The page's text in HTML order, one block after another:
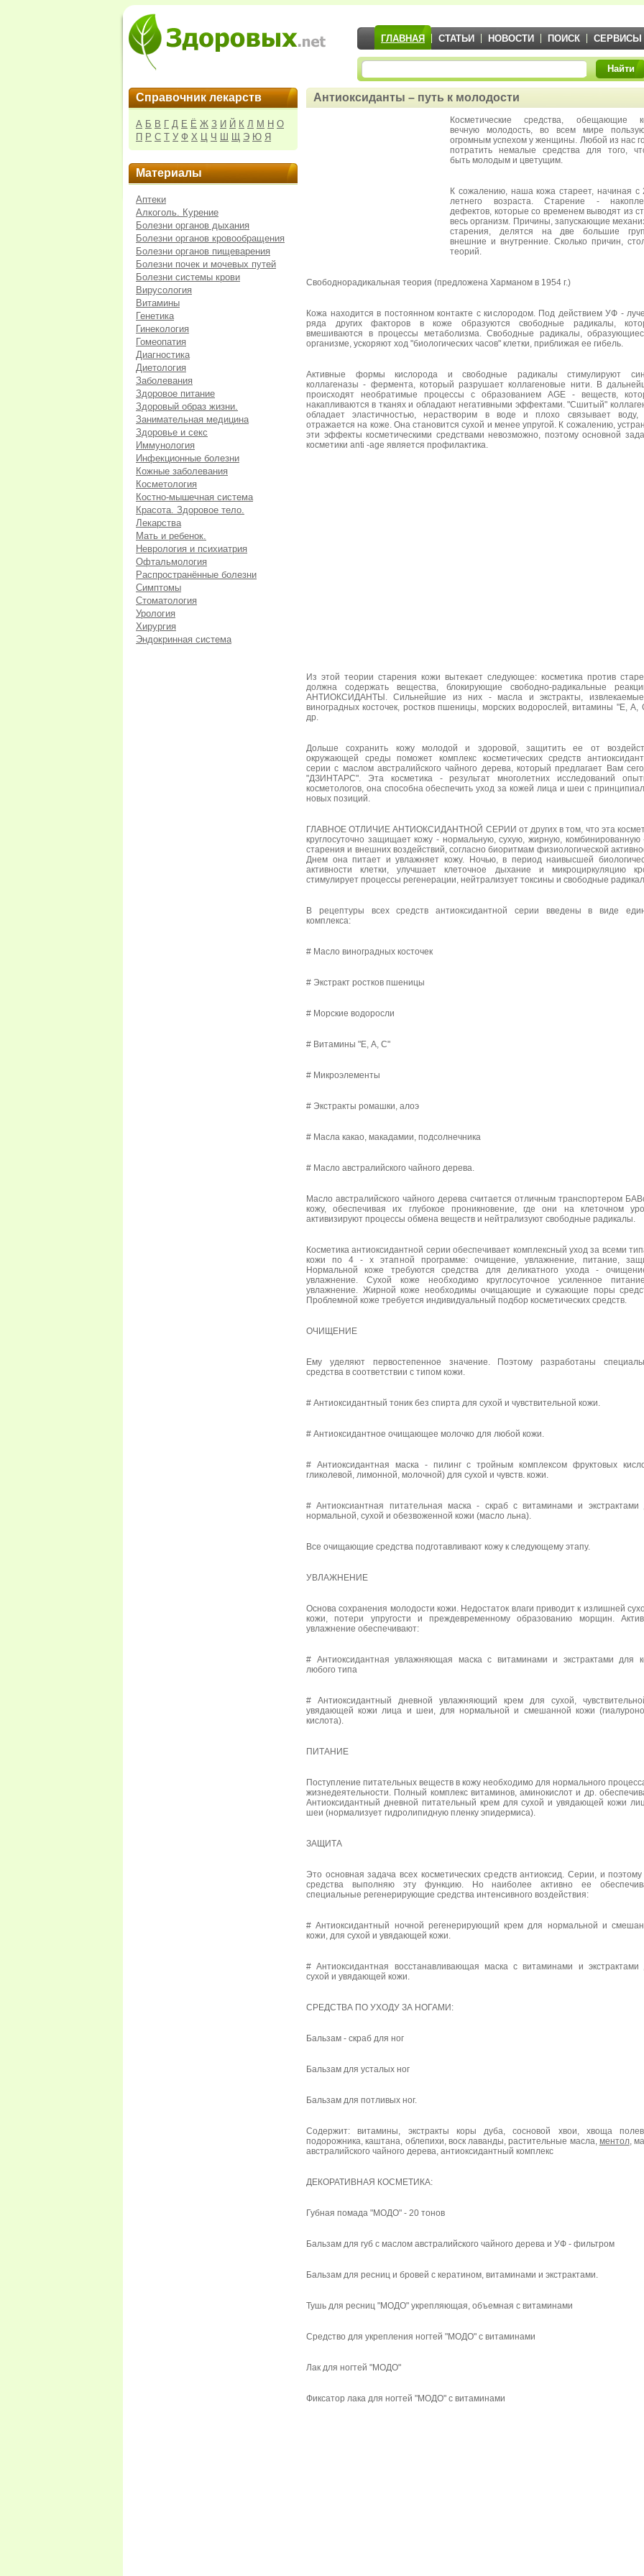
ГЛАВНАЯ СТАТЬИ НОВОСТИ ПОИСК СЕРВИСЫ
Найти
Справочник лекарств
А Б В Г Д Е Ё Ж З И Й К Л М Н О
П Р С Т У Ф Х Ц Ч Ш Щ Э Ю Я
Материалы
Аптеки
Алкоголь. Курение
Болезни органов дыхания
Болезни органов кровообращения
Болезни органов пищеварения
Болезни почек и мочевых путей
Болезни системы крови
Вирусология
Витамины
Генетика
Гинекология
Гомеопатия
Диагностика
Диетология
Заболевания
Здоровое питание
Здоровый образ жизни.
Занимательная медицина
Здоровье и секс
Иммунология
Инфекционные болезни
Кожные заболевания
Косметология
Костно-мышечная система
Красота. Здоровое тело.
Лекарства
Мать и ребенок.
Неврология и психиатрия
Офтальмология
Распространённые болезни
Симптомы
Стоматология
Урология
Хирургия
Эндокринная система
Антиоксиданты – путь к молодости
Косметические средства, обещающие
вечную молодость, во всем мире
огромным успехом у женщины. Любой из нас
потратить немалые средства для того,
быть молодым и цветущим.
К сожалению, наша кожа стареет, начиная с
летнего возраста. Старение -
дефектов, которые со временем выводят из
весь организм. Причины, запускающие
старения, делятся на две большие
внешние и внутренние. Сколько причин,
теорий.
Свободнорадикальная теория (предложена Харманом в 1954 г.)
Кожа находится в постоянном контакте с кислородом. Под действием УФ -
ряда других факторов в коже образуются свободные радикалы,
вмешиваются в процессы метаболизма. Свободные радикалы,
организме, ускоряют ход "биологических часов" клетки, приближая ее гибель.
Активные формы кислорода и свободные радикалы стимулируют
коллагеназы - фермента, который разрушает коллагеновые нити. В
происходят необратимые процессы с образованием AGE - веществ,
накапливаются в тканях и обладают негативными эффектами. "Сшитый"
обладает эластичностью, нерастворим в воде и плохо связывает воду,
отражается на коже. Она становится сухой и менее упругой. К сожалению,
эти эффекты косметическими средствами невозможно, поэтому основной
косметики anti -age является профилактика.
Из этой теории старения кожи вытекает следующее: косметика против
должна содержать вещества, блокирующие свободно-радикальные
АНТИОКСИДАНТЫ. Сильнейшие из них - масла и экстракты,
виноградных косточек, ростков пшеницы, морских водорослей, витамины "Е, А,
др.
Дольше сохранить кожу молодой и здоровой, защитить ее от
окружающей среды поможет комплекс косметических средств
серии с маслом австралийского чайного дерева, который предлагает Вам
"ДЗИНТАРС". Эта косметика - результат многолетних исследований
косметологов, она способна обеспечить уход за кожей лица и шеи с
новых позиций.
ГЛАВНОЕ ОТЛИЧИЕ АНТИОКСИДАНТНОЙ СЕРИИ от других в том, что эта
круглосуточно защищает кожу - нормальную, сухую, жирную, комбинированную
старения и внешних воздействий, согласно биоритмам физиологической
Днем она питает и увлажняет кожу. Ночью, в период наивысшей
активности клетки, улучшает клеточное дыхание и микроциркуляцию
стимулирует процессы регенерации, нейтрализует токсины и свободные
В рецептуры всех средств антиоксидантной серии введены в виде
комплекса:
# Масло виноградных косточек
# Экстракт ростков пшеницы
# Морские водоросли
# Витамины "Е, А, С"
# Микроэлементы
# Экстракты ромашки, алоэ
# Масла какао, макадамии, подсолнечника
# Масло австралийского чайного дерева.
Масло австралийского чайного дерева считается отличным транспортером
кожу, обеспечивая их глубокое проникновение, где они на клеточном
активизируют процессы обмена веществ и нейтрализуют свободные радикалы.
Косметика антиоксидантной серии обеспечивает комплексный уход за всеми
кожи по 4 - х этапной программе: очищение, увлажнение, питание,
Нормальной коже требуются средства для деликатного ухода -
увлажнение. Сухой коже необходимо круглосуточное усиленное
увлажнение. Жирной коже необходимы очищающие и сужающие поры
Проблемной коже требуется индивидуальный подбор косметических средств.
ОЧИЩЕНИЕ
Ему уделяют первостепенное значение. Поэтому разработаны
средства в соответствии с типом кожи.
# Антиоксидантный тоник без спирта для сухой и чувствительной кожи.
# Антиоксидантное очищающее молочко для любой кожи.
# Антиоксидантная маска - пилинг с тройным комплексом фруктовых
гликолевой, лимонной, молочной) для сухой и чувств. кожи.
# Антиоксиантная питательная маска - скраб с витаминами и экстрактами
нормальной, сухой и обезвоженной кожи (масло льна).
Все очищающие средства подготавливают кожу к следующему этапу.
УВЛАЖНЕНИЕ
Основа сохранения молодости кожи. Недостаток влаги приводит к излишней
кожи, потери упругости и преждевременному образованию морщин.
увлажнение обеспечивают:
# Антиоксидантная увлажняющая маска с витаминами и экстрактами для
любого типа
# Антиоксидантный дневной увлажняющий крем для сухой,
увядающей кожи лица и шеи, для нормальной и смешанной кожи
кислота).
ПИТАНИЕ
Поступление питательных веществ в кожу необходимо для нормального
жизнедеятельности. Полный комплекс витаминов, аминокислот и др.
Антиоксидантный дневной питательный крем для сухой и увядающей кожи
шеи (нормализует гидролипидную пленку эпидермиса).
ЗАЩИТА
Это основная задача всех косметических средств антиоксид. Серии, и поэтому
средства выполняю эту функцию. Но наиболее активно ее
специальные регенерирующие средства интенсивного воздействия:
# Антиоксидантный ночной регенерирующий крем для нормальной и
кожи, для сухой и увядающей кожи.
# Антиоксидантная восстанавливающая маска с витаминами и экстрактами
сухой и увядающей кожи.
СРЕДСТВА ПО УХОДУ ЗА НОГАМИ:
Бальзам - скраб для ног
Бальзам для усталых ног
Бальзам для потливых ног.
Содержит: витамины, экстракты коры дуба, сосновой хвои, хвоща
подорожника, каштана, облепихи, воск лаванды, растительные масла, ментол,
австралийского чайного дерева, антиоксидантный комплекс
ДЕКОРАТИВНАЯ КОСМЕТИКА:
Губная помада "МОДО" - 20 тонов
Бальзам для губ с маслом австралийского чайного дерева и УФ - фильтром
Бальзам для ресниц и бровей с кератином, витаминами и экстрактами.
Тушь для ресниц "МОДО" укрепляющая, объемная с витаминами
Средство для укрепления ногтей "МОДО" с витаминами
Лак для ногтей "МОДО"
Фиксатор лака для ногтей "МОДО" с витаминами